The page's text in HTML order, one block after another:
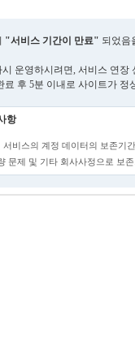
"서비스 기간이 만료" 되었음
운영하시려면, 서비스 연장
료 후 5분 이내로 사이트가 정
항
서비스의 계정 데이터의 보존기
문제 및 기타 회사사정으로 보